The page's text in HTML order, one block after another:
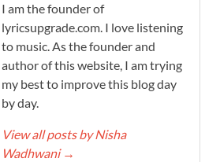
I am the founder of
lyricsupgrade.com. I love listening
to music. As the founder and
author of this website, I am trying
my best to improve this blog day
by day.
View all posts by Nisha
Wadhwani →